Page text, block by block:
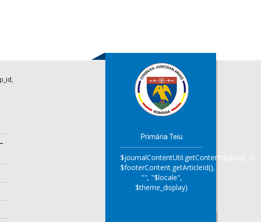
Primăria Teiu
$journalContentUtil.getContent($group_id,
$footerContent.getArticleId(),
"", "$locale",
$theme_display)